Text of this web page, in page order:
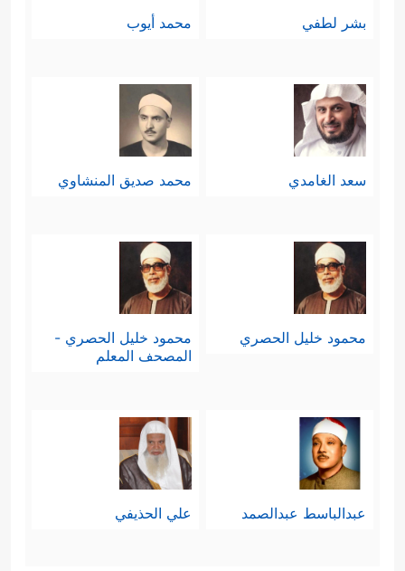
بشر لطفي محمد أيوب
سعد الغامدي محمد صديق المنشاوي
محمود خليل الحصري
محمود خليل الحصري -
المصحف المعلم
عبدالباسط عبدالصمد علي الحذيفي